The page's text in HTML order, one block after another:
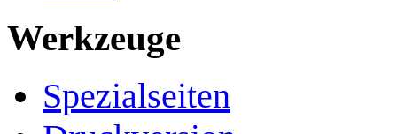
Werkzeuge
Spezialseiten